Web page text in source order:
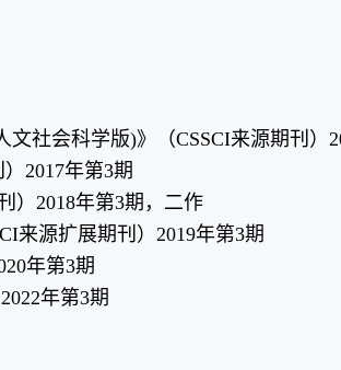
社会科学版)》（CSSCI来源期刊）
2017年第3期
）2018年第3期，二作
来源扩展期刊）2019年第3期
年第3期
年第3期